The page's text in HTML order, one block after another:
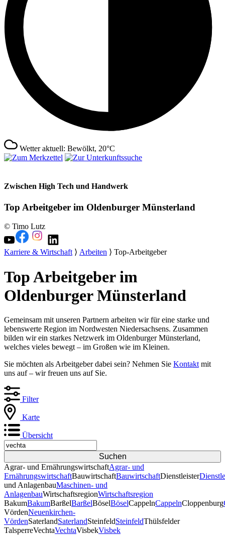
Wetter aktuell: Bewölkt, 20°C
Zwischen High Tech und Handwerk
Top Arbeitgeber im Oldenburger Münsterland
© Timo Lutz
Karriere & Wirtschaft⟩ Arbeiten ⟩ Top-Arbeitgeber
Top Arbeitgeber im
Oldenburger Münsterland
Gemeinsam mit unseren Partnern arbeiten wir für eine starke und
lebenswerte Region im Nordwesten Niedersachsens. Zusammen
bilden wir ein starkes Netzwerk im Oldenburger Münsterland,
welches vieles bewegt – im Großen wie im Kleinen.
Sie möchten als Arbeitgeber dabei sein? Nehmen Sie Kontakt mit
uns auf – wir freuen uns auf Sie.
Filter
Karte
Übersicht
Agrar- und ErnährungswirtschaftAgrar- und
ErnährungswirtschaftBauwirtschaftBauwirtschaftDienstleister
und AnlagenbauMaschinen- und
AnlagenbauWirtschaftsregionWirtschaftsregion
BakumBakumBarßelBarßelBöselBöselCappelnCappelnCloppenburg
VördenNeuenkirchen-
VördenSaterlandSaterlandSteinfeldSteinfeldThülsfelder
TalsperreVechtaVechtaVisbekVisbek